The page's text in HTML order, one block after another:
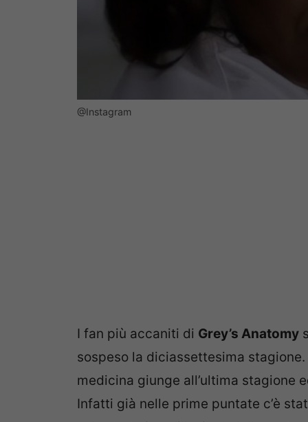
@Instagram
I fan più accaniti di Grey’s Anatomy
sospeso la diciassettesima
medicina giunge all’ultima stagione
Infatti già nelle prime puntate c’è